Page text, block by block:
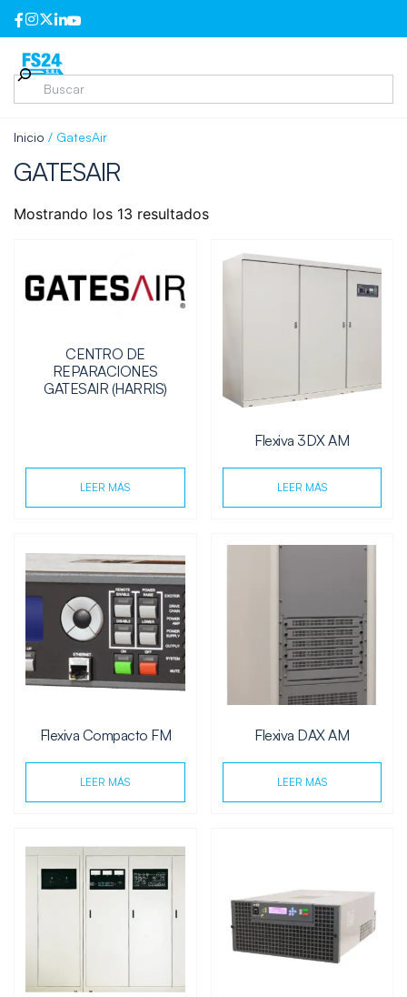
Inicio / GatesAir
GATESAIR
Mostrando los 13 resultados
CENTRO DE
REPARACIONES
GATESAIR (HARRIS)
LEER MÁS
Flexiva 3DX AM
LEER MÁS
Flexiva Compacto FM
LEER MÁS
Flexiva DAX AM
LEER MÁS